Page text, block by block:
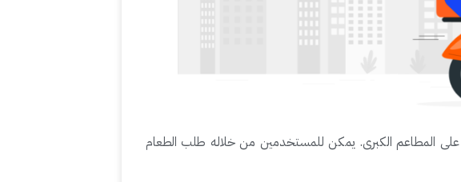
المطاعم الكبرى. يمكن للمستخدمين من خلاله طلب الطعام